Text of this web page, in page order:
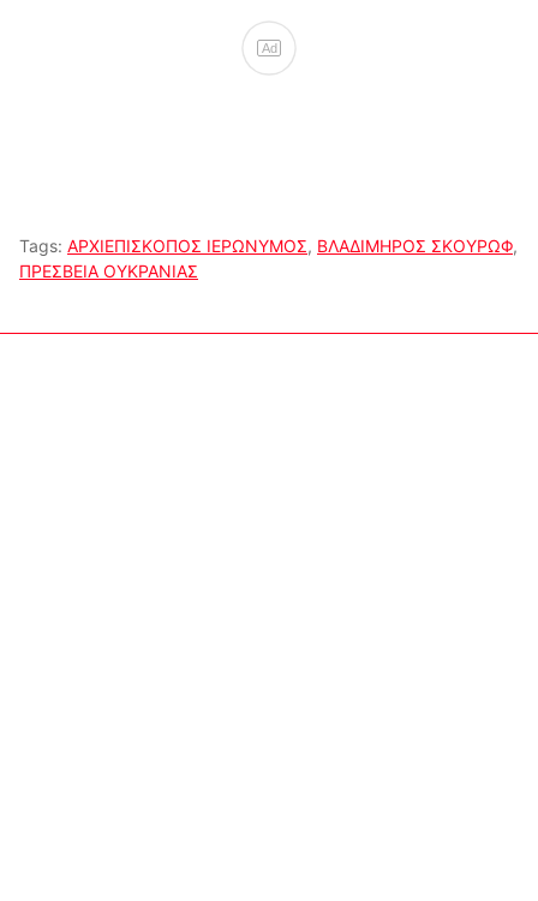
Ad
Tags: ΑΡΧΙΕΠΙΣΚΟΠΟΣ ΙΕΡΩΝΥΜΟΣ, ΒΛΑΔΙΜΗΡΟΣ ΣΚΟΥΡΩΦ,
ΠΡΕΣΒΕΙΑ ΟΥΚΡΑΝΙΑΣ